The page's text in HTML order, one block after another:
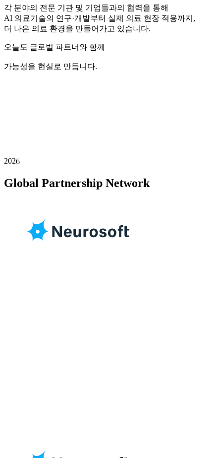
각 분야의 전문 기관 및 기업들과의 협력을 통해
AI 의료기술의 연구·개발부터 실제 의료 현장 적용까지,
더 나은 의료 환경을 만들어가고 있습니다.
오늘도 글로벌 파트너와 함께
가능성을 현실로 만듭니다.
2026
Global Partnership Network